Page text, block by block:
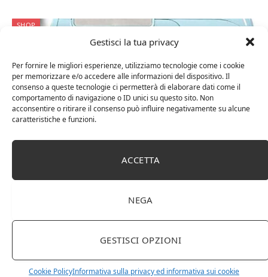
Gestisci la tua privacy
Per fornire le migliori esperienze, utilizziamo tecnologie come i cookie
per memorizzare e/o accedere alle informazioni del dispositivo. Il
consenso a queste tecnologie ci permetterà di elaborare dati come il
comportamento di navigazione o ID unici su questo sito. Non
acconsentire o ritirare il consenso può influire negativamente su alcune
caratteristiche e funzioni.
ACCETTA
NEGA
GESTISCI OPZIONI
Cookie PolicyInformativa sulla privacy ed informativa sui cookie
SHOP
Impastatrici Robot da acciaio
inossidabile Tilt-Head 8-Velocità
macchina, Frullino, Dough Mixer
Sbattitori elettrici